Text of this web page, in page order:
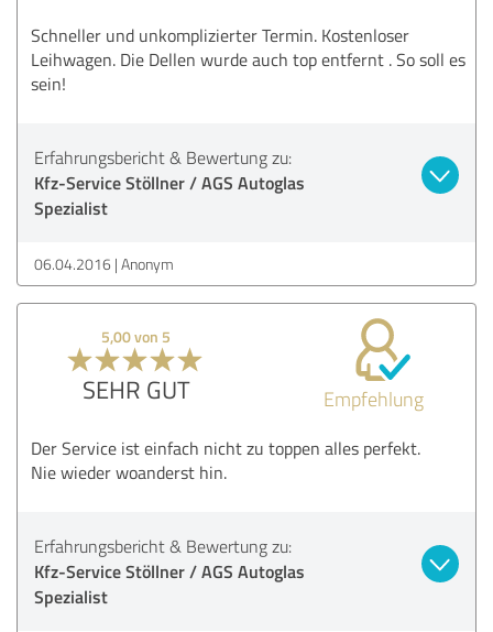
Schneller und unkomplizierter Termin. Kostenloser
Leihwagen. Die Dellen wurde auch top entfernt . So soll es
sein!
Erfahrungsbericht & Bewertung zu:
Kfz-Service Stöllner / AGS Autoglas
Spezialist
06.04.2016 Anonym
5,00 von 5
SEHR GUT Empfehlung
Der Service ist einfach nicht zu toppen alles perfekt.
Nie wieder woanderst hin.
Erfahrungsbericht & Bewertung zu:
Kfz-Service Stöllner / AGS Autoglas
Spezialist